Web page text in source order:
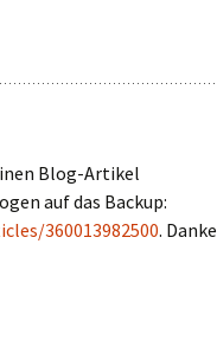
Blog-Artikel
auf das Backup:
360013982500. Danke